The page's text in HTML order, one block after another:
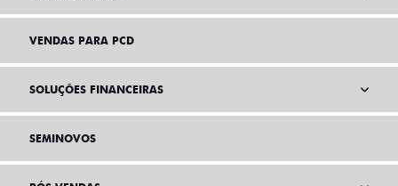
VENDAS PARA PCD
SOLUÇÕES FINANCEIRAS
SEMINOVOS